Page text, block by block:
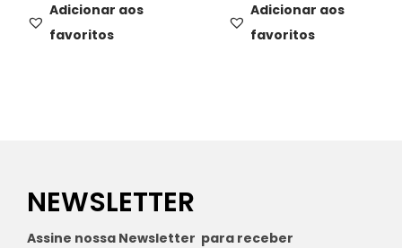
Adicionar aos
favoritos
Adicionar aos
favoritos
NEWSLETTER
Assine nossa Newsletter para receber